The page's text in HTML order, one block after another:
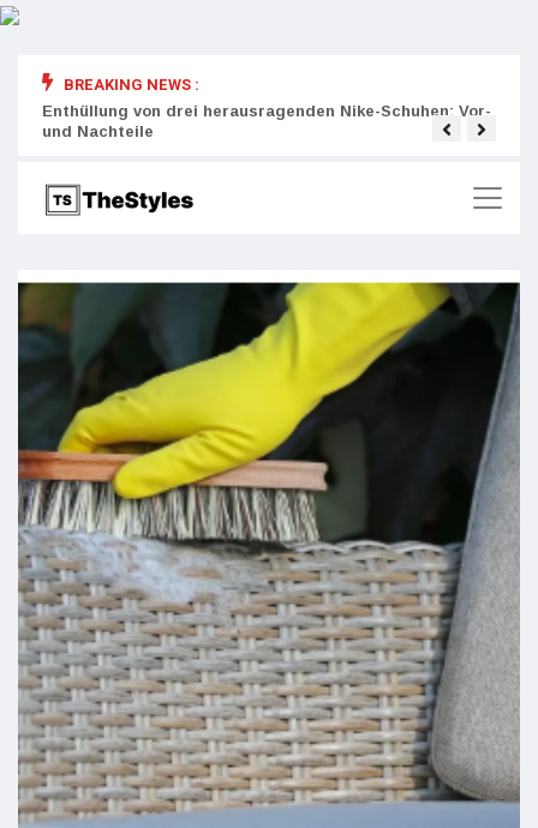
BREAKING NEWS :
Enthüllung von drei herausragenden Nike-Schuhen: Vor-
und Nachteile